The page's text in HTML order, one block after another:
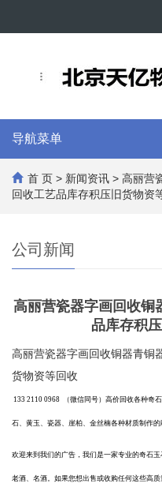
导航菜单
首 页 > 新闻资讯 > 高丽营
回收工艺品库存积压旧货物资
公司新闻
高丽营瓷器字画回收铜
品库存积
高丽营瓷器字画回收铜器青铜
货物资等回收
133 2110 0968 （微信同号） 高价回收各种奇石
石、黄玉、瓷器、崖柏、金丝楠各种材质制作
欢迎来到我们的广告，我们是一家专业的奇石
老酒、名酒。如果您想出售或收购任何这些高